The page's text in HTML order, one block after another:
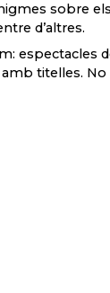
sobre els
d’altres.
espectacles
titelles. No